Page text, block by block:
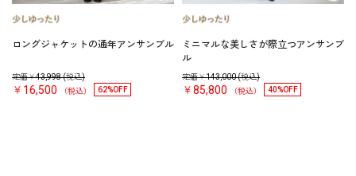
ロングジャケットの通年アンサンブル
定価￥43,998(税込)
￥16,500 （税込） 62%OFF
ミニマルな美しさが際立つアンサンブ
ル
定価￥143,000(税込)
￥85,800 （税込） 40%OFF